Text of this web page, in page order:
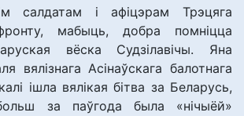
салдатам і афіцэрам Трэцяга
мабыць, добра помніцца
вёска Судзілавічы. Яна
вялізнага Асінаўскага балотнага
ішла вялікая бітва за Беларусь,
за паўгода была «нічыёй»